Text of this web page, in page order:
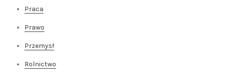
Praca
Prawo
Przemysł
Rolnictwo